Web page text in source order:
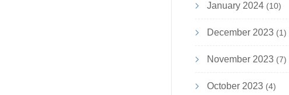
January 2024(10)
December 2023(1)
November 2023(7)
October 2023(4)